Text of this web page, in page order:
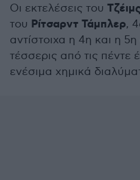
Οι εκτελέσεις του
του Ρίτσαρντ Τάμπλερ,
αντίστοιχα η 4η και η
τέσσερις από τις
ενέσιμα χημικά